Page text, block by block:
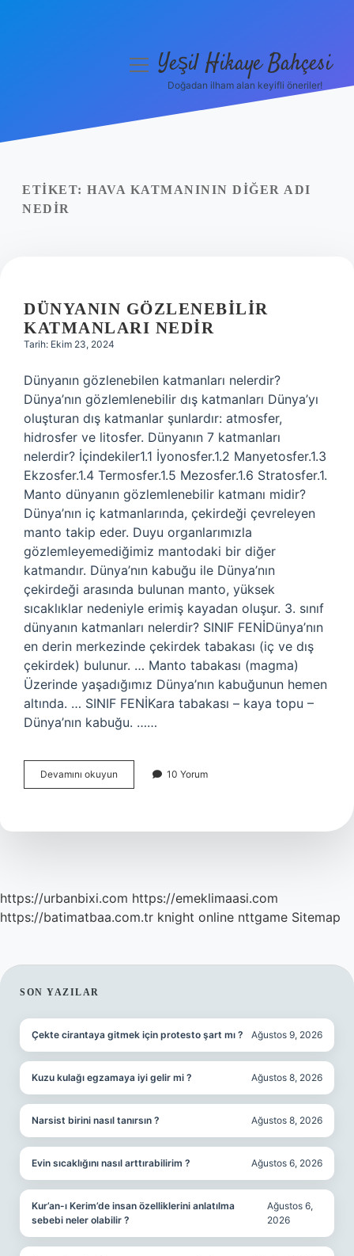
Yasal Uyarı
menüyüYeşil Hikaye Bahçesi
Doğadan ilham alan keyifli öneriler!
ETIKET: HAVA KATMANININ DIĞER ADI
NEDIR
DÜNYANIN GÖZLENEBILIR
KATMANLARI NEDIR
Tarih: Ekim 23, 2024
Dünyanın gözlenebilen katmanları nelerdir?
Dünya’nın gözlemlenebilir dış katmanları Dünya’yı
oluşturan dış katmanlar şunlardır: atmosfer,
hidrosfer ve litosfer. Dünyanın 7 katmanları
nelerdir? İçindekiler1.1 İyonosfer.1.2 Manyetosfer.1.3
Ekzosfer.1.4 Termosfer.1.5 Mezosfer.1.6 Stratosfer.1.
Manto dünyanın gözlemlenebilir katmanı midir?
Dünya’nın iç katmanlarında, çekirdeği çevreleyen
manto takip eder. Duyu organlarımızla
gözlemleyemediğimiz mantodaki bir diğer
katmandır. Dünya’nın kabuğu ile Dünya’nın
çekirdeği arasında bulunan manto, yüksek
sıcaklıklar nedeniyle erimiş kayadan oluşur. 3. sınıf
dünyanın katmanları nelerdir? SINIF FENİDünya’nın
en derin merkezinde çekirdek tabakası (iç ve dış
çekirdek) bulunur. … Manto tabakası (magma)
Üzerinde yaşadığımız Dünya’nın kabuğunun hemen
altında. … SINIF FENİKara tabakası – kaya topu –
Dünya’nın kabuğu. ……
Devamını okuyun Dünyanın
Gözlenebilir
10 Yorum
https://urbanbixi.com https://emeklimaasi.com
https://batimatbaa.com.tr knight online nttgame Sitemap
SIDEBAR
SON YAZILAR
Çekte cirantaya gitmek için protesto şart mı ? Ağustos 9, 2026
Kuzu kulağı egzamaya iyi gelir mi ? Ağustos 8, 2026
Narsist birini nasıl tanırsın ? Ağustos 8, 2026
Evin sıcaklığını nasıl arttırabilirim ? Ağustos 6, 2026
Kur’an-ı Kerim’de insan özelliklerini anlatılma
sebebi neler olabilir ?
Ağustos 6,
2026